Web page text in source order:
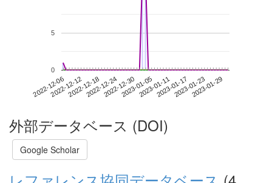
2022-12-062022-12-122022-12-182022-12-242022-12-302023-01-052023-01-112023-01-172023-01-232023-01-29
0
5
外部データベース (DOI)
Google Scholar